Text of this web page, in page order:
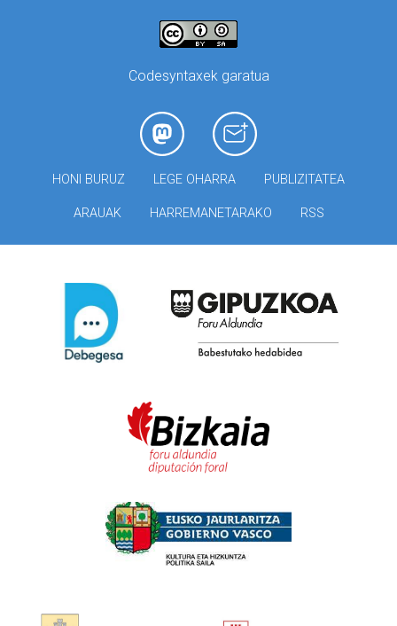
Codesyntaxek garatua
HONI BURUZ LEGE OHARRA PUBLIZITATEA
ARAUAK HARREMANETARAKO RSS